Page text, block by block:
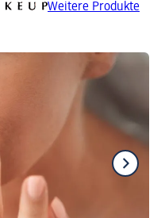
Weitere Produkte